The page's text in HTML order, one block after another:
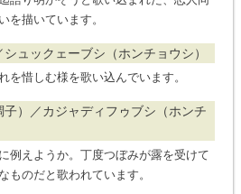
を描いています。
ュックェーブシ（ホンチョウシ）
を惜しむ様を歌い込んでいます。
）／カジャディフゥブシ（ホンチ
例えようか。丁度つぼみが露を受けて
ものだと歌われています。